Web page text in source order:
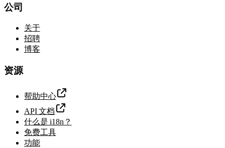
公司
关于
招聘
博客
资源
帮助中心
API 文档
什么是 i18n？
免费工具
功能